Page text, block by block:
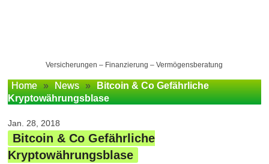
Versicherungen – Finanzierung – Vermögensberatung
Home » News » Bitcoin & Co Gefährliche
Kryptowährungsblase
Jan. 28, 2018
Bitcoin & Co Gefährliche
Kryptowährungsblase